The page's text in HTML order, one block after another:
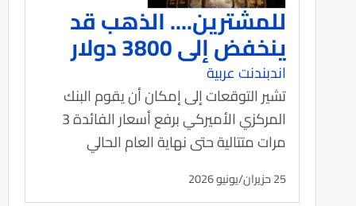
للمشترين.... الذهب قد
ينخفض إلى 3800 دولار
اندبندنت عربية
تشير التوقعات إلى إمكان أن يقوم البنك
المركزي الأميركي برفع أسعار الفائدة 3
مرات متتالية حتى نهاية العام الحالي
25 حزيران/يونيو 2026